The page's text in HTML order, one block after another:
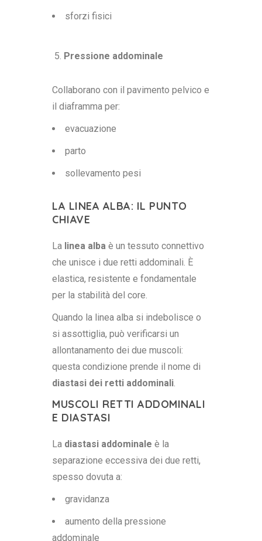
sforzi fisici
Pressione addominale
Collaborano con il pavimento pelvico e
il diaframma per:
evacuazione
parto
sollevamento pesi
LA LINEA ALBA: IL PUNTO
CHIAVE
La linea alba è un tessuto connettivo
che unisce i due retti addominali. È
elastica, resistente e fondamentale
per la stabilità del core.
Quando la linea alba si indebolisce o
si assottiglia, può verificarsi un
allontanamento dei due muscoli:
questa condizione prende il nome di
diastasi dei retti addominali
MUSCOLI RETTI ADDOMINALI
E DIASTASI
La diastasi addominale è la
separazione eccessiva dei due retti,
spesso dovuta a:
gravidanza
aumento della pressione
addominale